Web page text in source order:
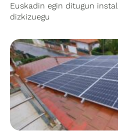
Euskadin egin ditugun
dizkizuegu